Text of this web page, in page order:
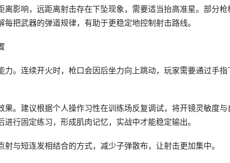
离影响，远距离射击存在下坠现象，需要适当抬高准星。部分
把武器的弹道规律，有助于更稳定地控制射击路线。
力。连续开火时，枪口会因后坐力向上跳动，玩家需要通过手
果。建议根据个人操作习性在训练场反复调试，将开镜灵敏度与
行固定练习，形成肌肉记忆，实战中才能稳定输出。
与短连发相结合的方式，减少子弹散布，让射击更加集中。